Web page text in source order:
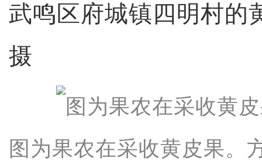
武鸣区府城镇四明村的
摄
图为果农在采收黄皮果。